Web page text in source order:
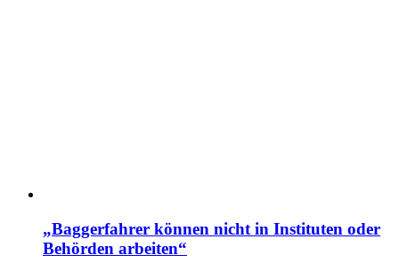
„Baggerfahrer können nicht in Instituten oder
Behörden arbeiten“